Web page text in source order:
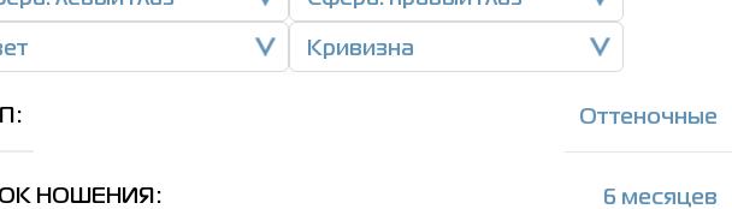
Оттеночные
НОШЕНИЯ 6 месяцев